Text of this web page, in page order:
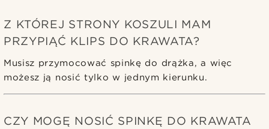
Z KTÓREJ STRONY KOSZULI MAM
PRZYPIĄĆ KLIPS DO KRAWATA?
Musisz przymocować spinkę do drążka, a więc
możesz ją nosić tylko w jednym kierunku.
CZY MOGĘ NOSIĆ SPINKĘ DO KRAWATA